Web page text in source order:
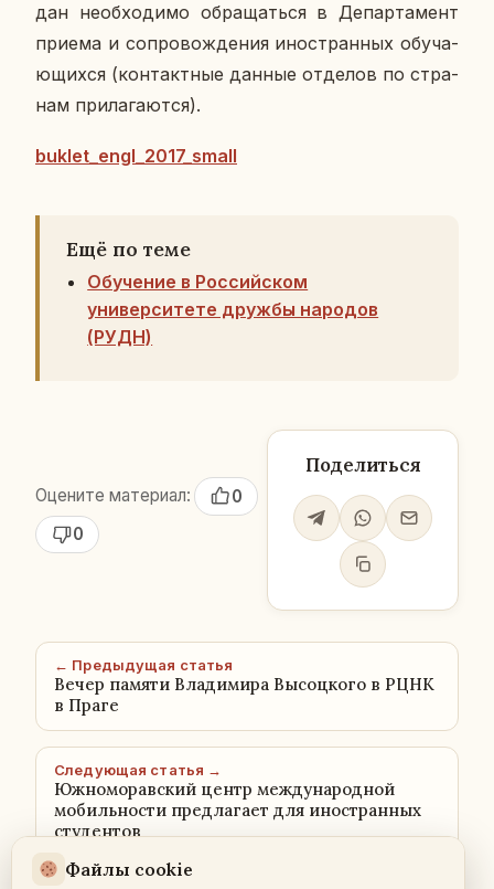
дан необ­хо­ди­мо об­ра­щать­ся в Де­пар­та­мент
приема и со­про­вож­де­ния ино­стран­ных обу­ча­
ю­щих­ся (кон­такт­ные данные от­де­лов по стра­
нам при­ла­га­ют­ся).
buklet_engl_2017_small
Ещё по теме
Обучение в Российском
университете дружбы народов
(РУДН)
Оцените материал:
0
0
Поделиться
← Предыдущая статья
Вечер памяти Владимира Высоцкого в РЦНК
в Праге
Следующая статья →
Южноморавский центр международной
мобильности предлагает для иностранных
студентов
Файлы cookie